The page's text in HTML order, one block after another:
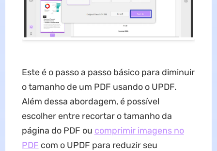
Este é o passo a passo básico para diminuir
o tamanho de um PDF usando o UPDF.
Além dessa abordagem, é possível
escolher entre recortar o tamanho da
página do PDF ou comprimir imagens no
PDF com o UPDF para reduzir seu